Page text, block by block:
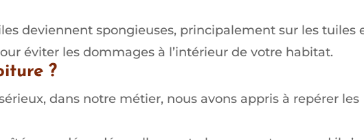
deviennent spongieuses, principalement sur les tuiles
éviter les dommages à l’intérieur de votre habitat.
?
dans notre métier, nous avons appris à repérer les